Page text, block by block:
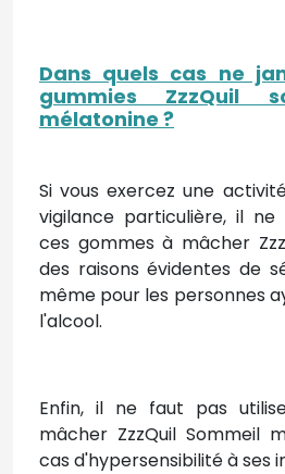
Dans quels cas ne
gummies ZzzQuil
mélatonine ?
Si vous exercez une
vigilance particulière, il
ces gommes à mâcher
des raisons évidentes de
même pour les personnes
l'alcool.
Enfin, il ne faut pas
mâcher ZzzQuil Sommeil
cas d'hypersensibilité à ses